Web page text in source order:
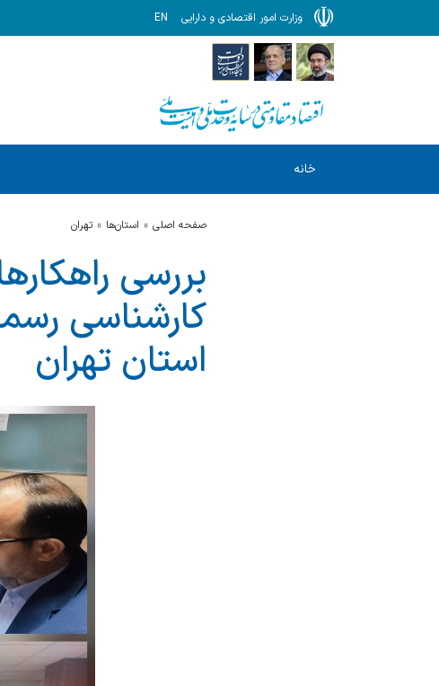
وزارت امور اقتصادی و دارایی EN
خانه
صفحه اصلی استان‌ها تهران
بررسی
کارشناسی
استان تهران